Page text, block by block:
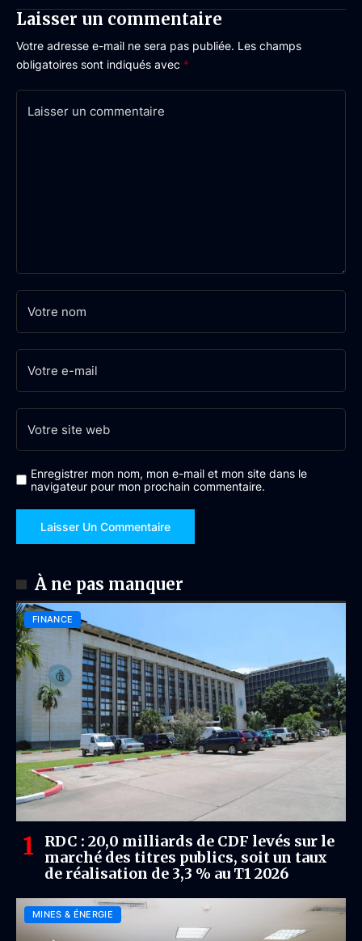
Laisser un commentaire
Votre adresse e-mail ne sera pas publiée. Les champs
obligatoires sont indiqués avec *
Enregistrer mon nom, mon e-mail et mon site dans le
navigateur pour mon prochain commentaire.
À ne pas manquer
FINANCE
RDC : 20,0 milliards de CDF levés sur le
marché des titres publics, soit un taux
de réalisation de 3,3 % au T1 2026
MINES & ÉNERGIE